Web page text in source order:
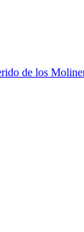
de los